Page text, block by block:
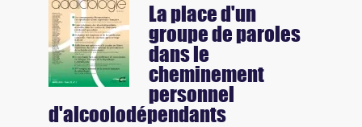
La place d'un
groupe de paroles
dans le
cheminement
personnel
d'alcoolodépendants